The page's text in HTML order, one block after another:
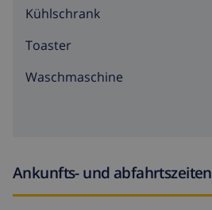
Kühlschrank
Toaster
Waschmaschine
Ankunfts- und abfahrtszeiten